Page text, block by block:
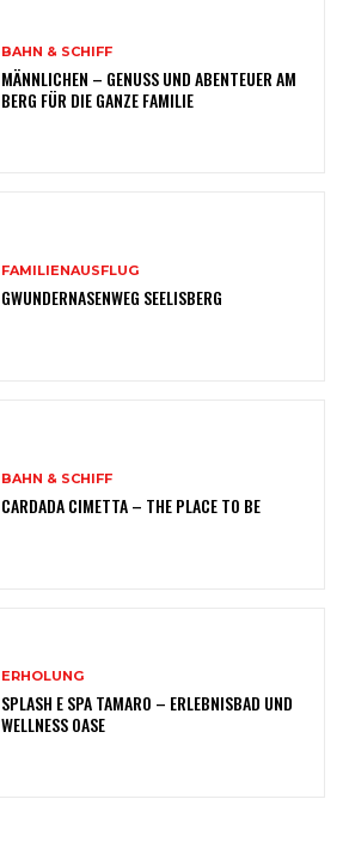
BAHN & SCHIFF
MÄNNLICHEN – GENUSS UND ABENTEUER AM
BERG FÜR DIE GANZE FAMILIE
FAMILIENAUSFLUG
GWUNDERNASENWEG SEELISBERG
BAHN & SCHIFF
CARDADA CIMETTA – THE PLACE TO BE
ERHOLUNG
SPLASH E SPA TAMARO – ERLEBNISBAD UND
WELLNESS OASE